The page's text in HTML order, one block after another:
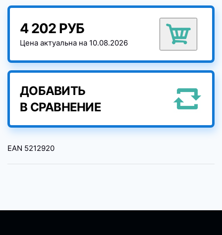
4 202 РУБ
Цена актуальна на 10.08.2026
ДОБАВИТЬ
В СРАВНЕНИЕ
EAN 5212920